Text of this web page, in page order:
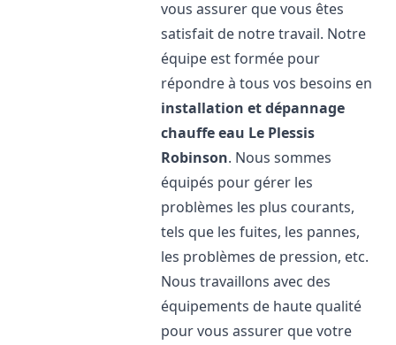
vous assurer que vous êtes
satisfait de notre travail. Notre
équipe est formée pour
répondre à tous vos besoins en
installation et dépannage
chauffe eau Le Plessis
Robinson. Nous sommes
équipés pour gérer les
problèmes les plus courants,
tels que les fuites, les pannes,
les problèmes de pression, etc.
Nous travaillons avec des
équipements de haute qualité
pour vous assurer que votre